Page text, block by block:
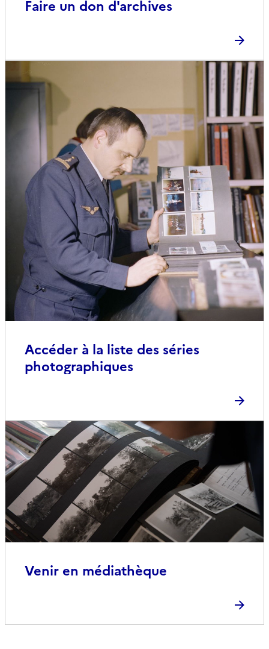
Faire un don d'archives
Accéder à la liste des séries
photographiques
Venir en médiathèque